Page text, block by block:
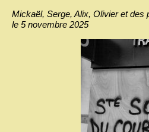
Mickaël, Serge, Alix, Olivier et des
le 5 novembre 2025